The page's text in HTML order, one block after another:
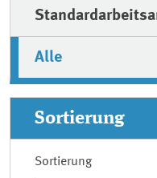
Alle
Sortierung
Sortierung